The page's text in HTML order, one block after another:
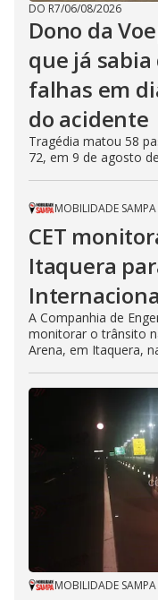
DO R7/06/08/2026
Dono da
que já
falhas em
do acidente
Tragédia matou 58
72, em 9 de agosto
MOBILIDADE SAMPA
CET
Itaquera
A Companhia de
monitorar o trânsito
Arena, em Itaquera,
MOBILIDADE SAMPA